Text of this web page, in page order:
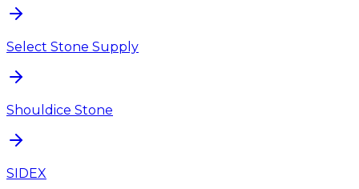
Select Stone Supply
Shouldice Stone
SIDEX